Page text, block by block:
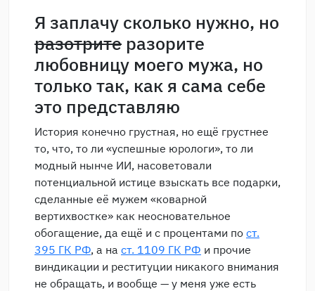
Я заплачу сколько нужно, но
разотрите разорите
любовницу моего мужа, но
только так, как я сама себе
это представляю
История конечно грустная, но ещё грустнее
то, что, то ли «успешные юрологи», то ли
модный нынче ИИ, насоветовали
потенциальной истице взыскать все подарки,
сделанные её мужем «коварной
вертихвостке» как неосновательное
обогащение, да ещё и с процентами по ст.
395 ГК РФ, а на ст. 1109 ГК РФ и прочие
виндикации и реституции никакого внимания
не обращать, и вообще — у меня уже есть